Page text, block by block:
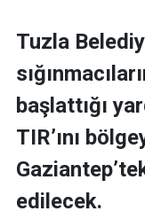
Tuzla
başlattığı
TIR’ını
edilecek.